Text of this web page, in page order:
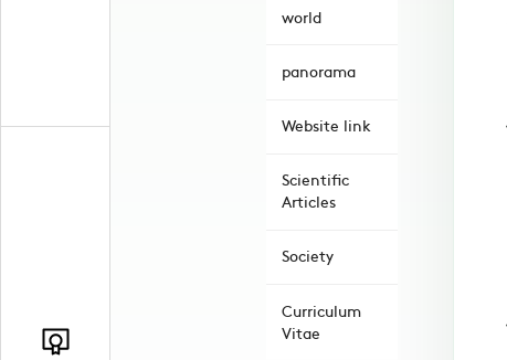
world
panorama
Website link
Scientific
Articles
Society
Curriculum
Vitae